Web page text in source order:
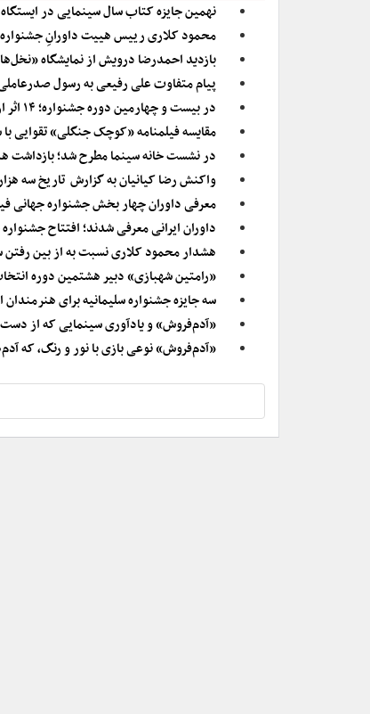
نهمین جایزه کتاب سال سینمایی در ایستگاه
محمود کلاری رییس هییت داورانِ
بازدید احمدرضا درویش از نمایشگاه
پیام متفاوت علی رفیعی به رسول
در بیست و چهارمین دوره جشنواره؛ ۱۴ اثر از سینماگران ایرانی در داکا نمایش داده می‌شود
مقایسه فیلمنامه «کوچک جنگلی» تقوایی
در نشست خانه سینما مطرح شد؛ بازداشت
واکنش رضا کیانیان به گزارش تاریخ سه
معرفی داوران چهار بخش جشنواره جهانی
داوران ایرانی معرفی شدند؛ افتتاح
هشدار محمود کلاری نسبت به از بین
«رامتین شهبازی» دبیر هشتمین دوره
سه جایزه جشنواره سلیمانیه برای هنرمندان
«آدم‌فروش» و یادآوری سینمایی که از
«آدم‌فروش» نوعی بازی با نور و رنگ، که